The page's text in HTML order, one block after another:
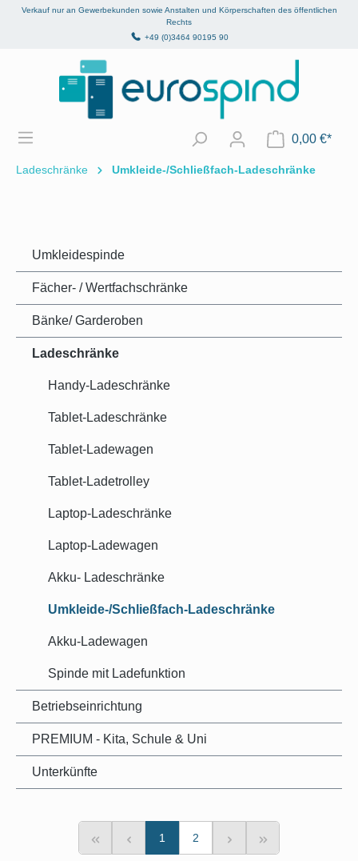
springen
Verkauf nur an Gewerbekunden sowie Anstalten und Körperschaften des öffentlichen
Rechts
+49 (0)3464 90195 90
0,00 €*
Ladeschränke Umkleide-/Schließfach-Ladeschränke
Umkleidespinde
Fächer- / Wertfachschränke
Bänke/ Garderoben
Ladeschränke
Handy-Ladeschränke
Tablet-Ladeschränke
Tablet-Ladewagen
Tablet-Ladetrolley
Laptop-Ladeschränke
Laptop-Ladewagen
Akku- Ladeschränke
Umkleide-/Schließfach-Ladeschränke
Akku-Ladewagen
Spinde mit Ladefunktion
Betriebseinrichtung
PREMIUM - Kita, Schule & Uni
Unterkünfte
1 2